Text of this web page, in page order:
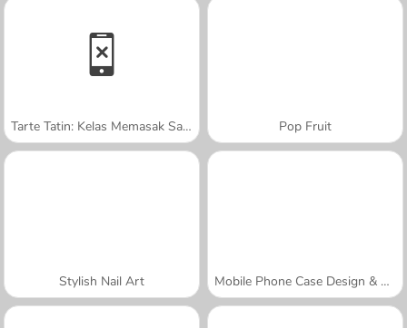
Tarte Tatin: Kelas Memasak Sara Pop Fruit
Stylish Nail Art Mobile Phone Case Design & DIY